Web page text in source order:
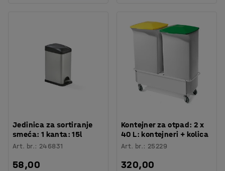
Jedinica za sortiranje
smeća: 1 kanta: 15l
Art. br.: 246831
58,00
Kontejner za otpad: 2 x
40 L: kontejneri + kolica
Art. br.: 25229
320,00